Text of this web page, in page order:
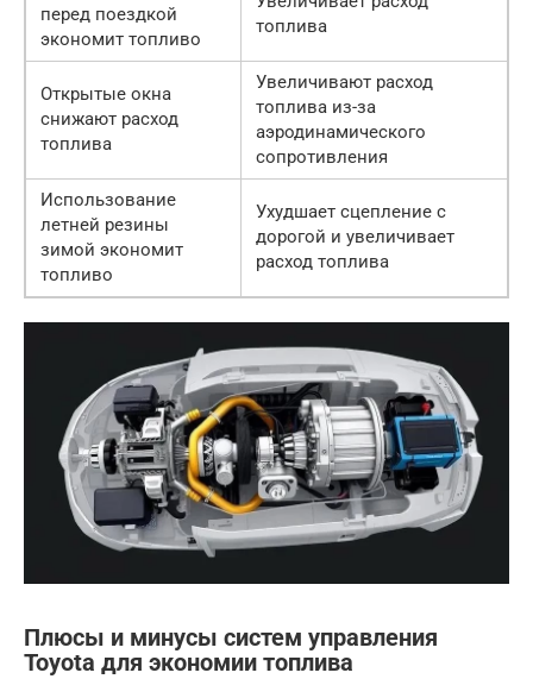
перед поездкой
экономит топливо
топлива
Открытые окна
снижают расход
топлива
Увеличивают расход
топлива из-за
аэродинамического
сопротивления
Использование
летней резины
зимой экономит
топливо
Ухудшает сцепление с
дорогой и увеличивает
расход топлива
Плюсы и минусы систем управления
Toyota для экономии топлива